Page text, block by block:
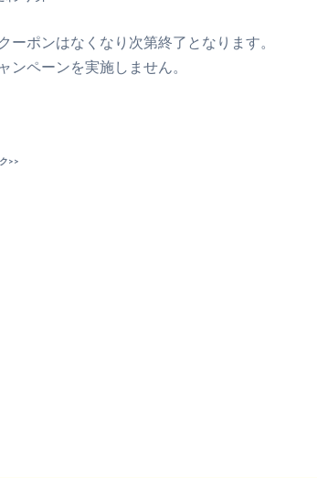
ーポンはなくなり次第終了となります。
ンペーンを実施しません。
>>